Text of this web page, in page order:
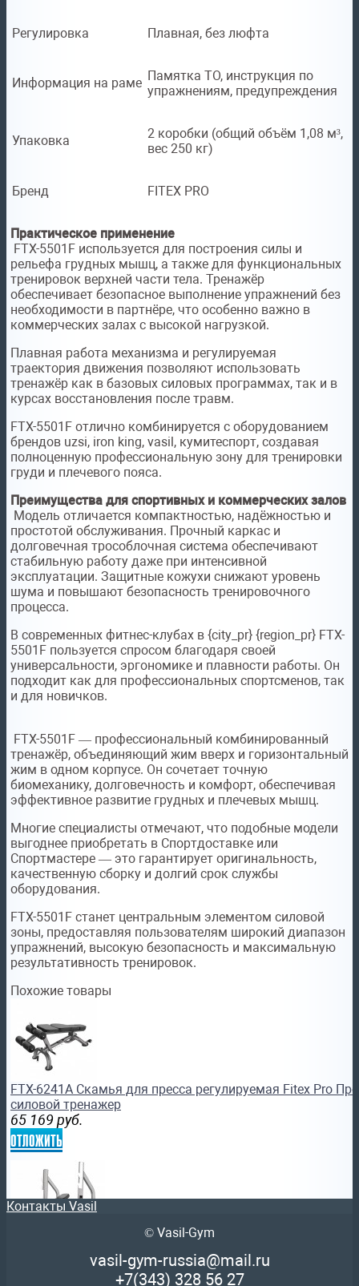
Регулировка Плавная, без люфта
Информация на раме Памятка ТО, инструкция по
упражнениям, предупреждения
Упаковка
2 коробки (общий объём 1,08 м³,
вес 250 кг)
Бренд FITEX PRO
Практическое применение
FTX-5501F используется для построения силы и
рельефа грудных мышц, а также для функциональных
тренировок верхней части тела. Тренажёр
обеспечивает безопасное выполнение упражнений без
необходимости в партнёре, что особенно важно в
коммерческих залах с высокой нагрузкой.
Плавная работа механизма и регулируемая
траектория движения позволяют использовать
тренажёр как в базовых силовых программах, так и в
курсах восстановления после травм.
FTX-5501F отлично комбинируется с оборудованием
брендов uzsi, iron king, vasil, кумитеспорт, создавая
полноценную профессиональную зону для тренировки
груди и плечевого пояса.
Преимущества для спортивных и коммерческих залов
Модель отличается компактностью, надёжностью и
простотой обслуживания. Прочный каркас и
долговечная трособлочная система обеспечивают
стабильную работу даже при интенсивной
эксплуатации. Защитные кожухи снижают уровень
шума и повышают безопасность тренировочного
процесса.
В современных фитнес-клубах в {city_pr} {region_pr} FTX-
5501F пользуется спросом благодаря своей
универсальности, эргономике и плавности работы. Он
подходит как для профессиональных спортсменов, так
и для новичков.
FTX-5501F — профессиональный комбинированный
тренажёр, объединяющий жим вверх и горизонтальный
жим в одном корпусе. Он сочетает точную
биомеханику, долговечность и комфорт, обеспечивая
эффективное развитие грудных и плечевых мышц.
Многие специалисты отмечают, что подобные модели
выгоднее приобретать в Спортдоставке или
Спортмастере — это гарантирует оригинальность,
качественную сборку и долгий срок службы
оборудования.
FTX-5501F станет центральным элементом силовой
зоны, предоставляя пользователям широкий диапазон
упражнений, высокую безопасность и максимальную
результативность тренировок.
Похожие товары
FTX-6241A Скамья для пресса регулируемая Fitex Pro
силовой тренажер
65 169 руб.
отложить
FTX-61A38 Скамейка для жима под углом вверх
Контакты Vasil
© Vasil-Gym
vasil-gym-russia@mail.ru
+7(343) 328 56 27